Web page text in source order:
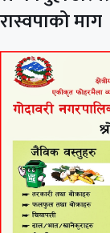
रास्वपाको माग